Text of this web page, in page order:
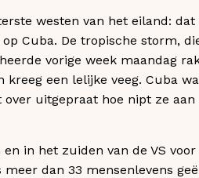
westen van het eiland:
Cuba. De tropische storm,
vorige week maandag
een lelijke veeg. Cuba
uitgepraat hoe nipt ze
in het zuiden van de VS
dan 33 mensenlevens